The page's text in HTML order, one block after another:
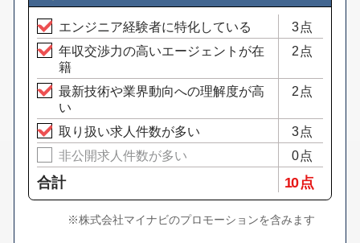
エンジニア経験者に特化している
3点
年収交渉力の高いエージェントが在
籍
2点
最新技術や業界動向への理解度が高
い
2点
取り扱い求人件数が多い
3点
非公開求人件数が多い
0点
合計 10 点
※株式会社マイナビのプロモーションを含みます